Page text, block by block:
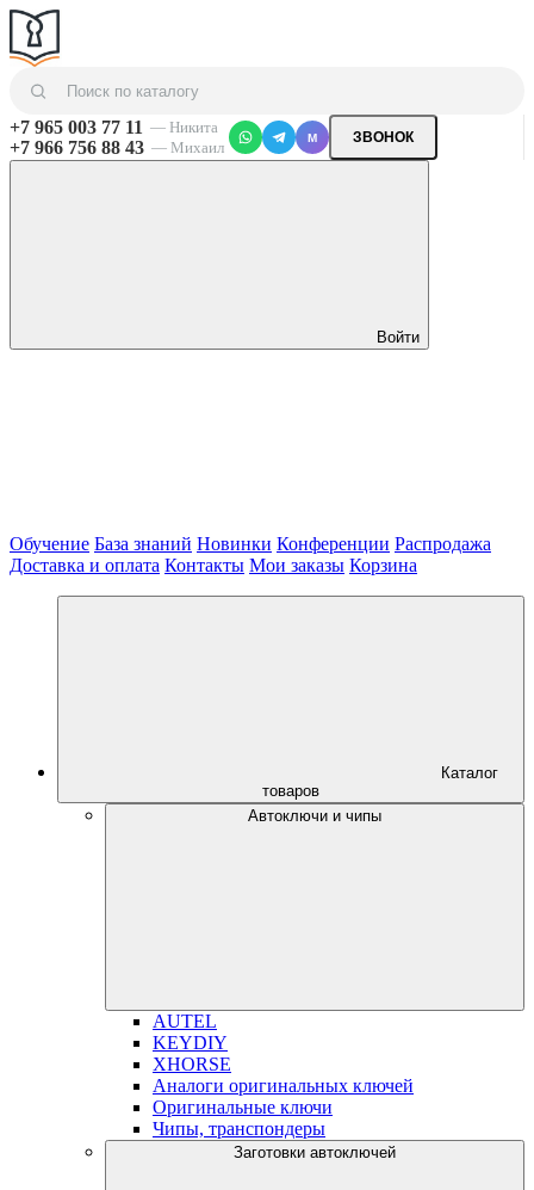
+7 965 003 77 11 — Никита
+7 966 756 88 43 — Михаил
M ЗВОНОК
Войти
Обучение База знаний Новинки Конференции Распродажа
Доставка и оплата Контакты Мои заказы Корзина
Каталог
товаров
Автоключи и чипы
AUTEL
KEYDIY
XHORSE
Аналоги оригинальных ключей
Оригинальные ключи
Чипы, транспондеры
Заготовки автоключей